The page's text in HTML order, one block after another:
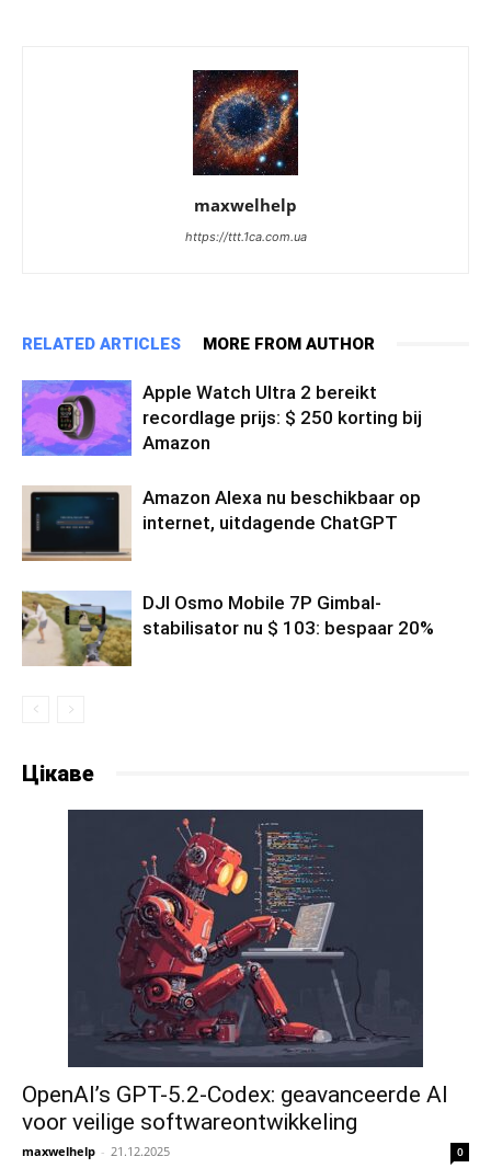
maxwelhelp
https://ttt.1ca.com.ua
RELATED ARTICLES MORE FROM AUTHOR
Apple Watch Ultra 2 bereikt
recordlage prijs: $ 250 korting bij
Amazon
Amazon Alexa nu beschikbaar op
internet, uitdagende ChatGPT
DJI Osmo Mobile 7P Gimbal-
stabilisator nu $ 103: bespaar 20%
Цікаве
OpenAI’s GPT-5.2-Codex: geavanceerde AI
voor veilige softwareontwikkeling
maxwelhelp - 21.12.2025 0